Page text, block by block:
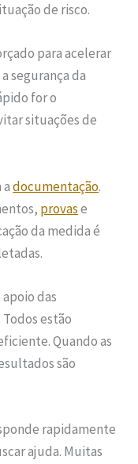
de risco.
para acelerar
segurança da
for o
situações de
adocumentação.
provase
da medida é
das
estão
Quando as
são
rapidamente
ajuda. Muitas